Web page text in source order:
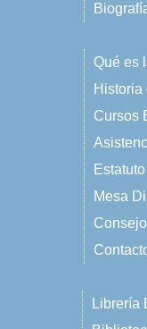
Qué es
Historia
Cursos
Estatuto
Mesa
Librería